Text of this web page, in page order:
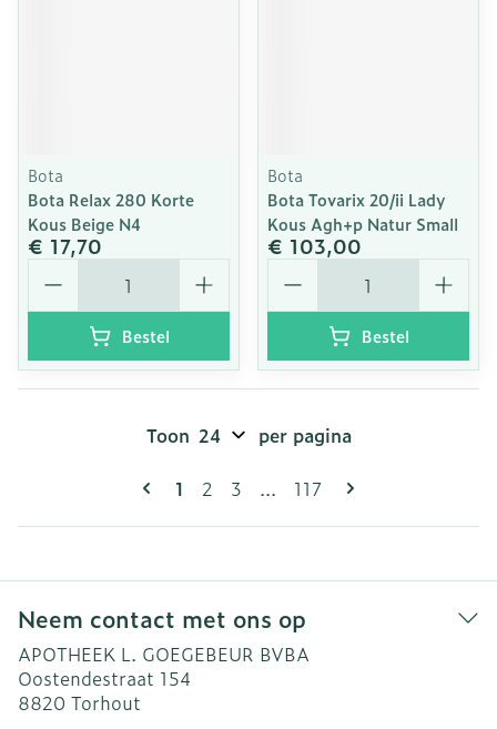
Bota
Bota Relax 280 Korte
Kous Beige N4
€ 17,70
Aantal
Bestel
Bota
Bota Tovarix 20/ii Lady
Kous Agh+p Natur Small
€ 103,00
Aantal
Bestel
Pagina's
U lees momenteel pagina
1 Pagina
2 Pagina
3 ... Pagina
117
Toon per pagina
Neem contact met ons op
APOTHEEK L. GOEGEBEUR BVBA
Oostendestraat 154
8820 Torhout